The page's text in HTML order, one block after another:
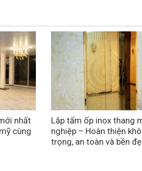
nhất
cùng
Lắp tấm ốp inox thang
nghiệp – Hoàn thiện
trọng, an toàn và bền